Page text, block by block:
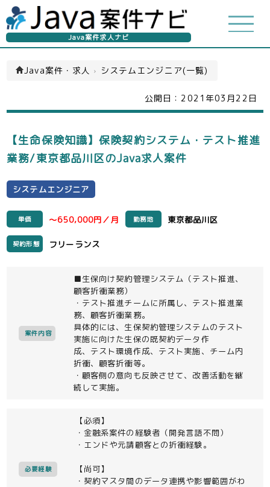
Java案件求人ナビ
Java案件・求人 › システムエンジニア(一覧)
公開日： 2021年03月22日
【生命保険知識】保険契約システム・テスト推進
業務/東京都品川区のJava求人案件
システムエンジニア
単価 ～650,000円／月 勤務地 東京都品川区
契約形態 フリーランス
案件内容
■生保向け契約管理システム（テスト推進、
顧客折衝業務）
・テスト推進チームに所属し、テスト推進業
務、顧客折衝業務。
具体的には、生保契約管理システムのテスト
実施に向けた生保の既契約データ作
成、テスト環境作成、テスト実施、チーム内
折衝、顧客折衝等。
・顧客側の意向も反映させて、改善活動を継
続して実施。
必要経験
【必須】
・金融系案件の経験者（開発言語不問）
・エンドや元請顧客との折衝経験。
【尚可】
・契約マスタ間のデータ連携や影響範囲がわ